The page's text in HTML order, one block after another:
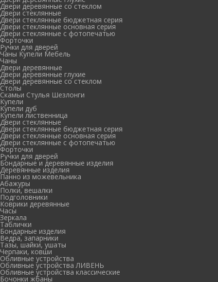
Двери деревянные со стеклом
Двери стеклянные
Двери стеклянные бюджетная серия
Двери стеклянные основная серия
Двери стеклянные с фотопечатью
Форточки
Ручки для дверей
Чаны Купели Мебель
Чаны
Двери деревянные
Двери деревянные глухие
Двери деревянные со стеклом
Столы
Скамьи Стулья Шезлонги
Купели
Купели дуб
Купели лиственница
Двери стеклянные
Двери стеклянные бюджетная серия
Двери стеклянные основная серия
Двери стеклянные с фотопечатью
Форточки
Ручки для дверей
Бондарные и деревянные изделия
Деревянные изделия
Панно из можевельника
Абажуры
Полки, вешалки
Подголовники
Коврики деревянные
Часы
Зеркала
Таблички
Бондарные изделия
Ведра, запарники
Тазы, шайки, ушаты
Черпаки, ковши
Обливные устройства
Обливные устройства ЛИВЕНЬ
Обливные устройства классические
Бочонки жбаны